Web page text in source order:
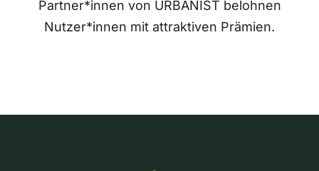
Partner*innen von URBANIST belohnen
Nutzer*innen mit attraktiven Prämien.